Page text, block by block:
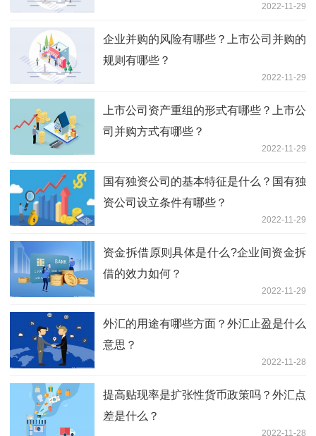
2022-11-29
企业并购的风险有哪些？上市公司并购的
规则有哪些？
2022-11-29
上市公司资产重组的形式有哪些？上市公
司并购方式有哪些？
2022-11-29
国有独资公司的基本特征是什么？国有独
资公司设立条件有哪些？
2022-11-29
资金拆借原则具体是什么?企业间资金拆
借的效力如何？
2022-11-29
外汇的用途有哪些方面？外汇止盈是什么
意思？
2022-11-28
提高贴现率是扩张性货币政策吗？外汇点
差是什么？
2022-11-28